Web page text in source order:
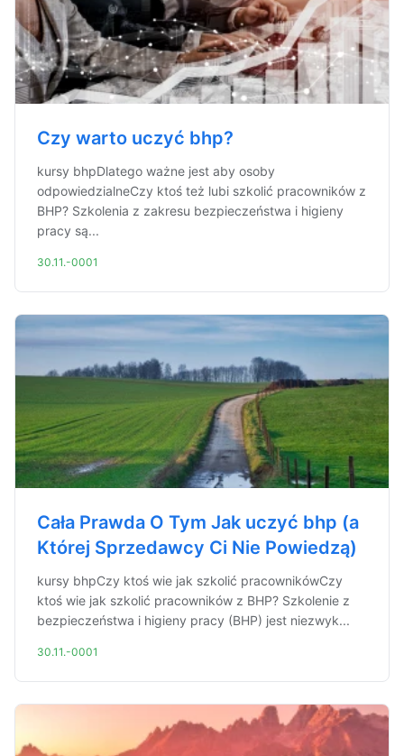
Czy warto uczyć bhp?
kursy bhpDlatego ważne jest aby osoby
odpowiedzialneCzy ktoś też lubi szkolić pracowników z
BHP? Szkolenia z zakresu bezpieczeństwa i higieny
pracy są...
30.11.-0001
Cała Prawda O Tym Jak uczyć bhp (a
Której Sprzedawcy Ci Nie Powiedzą)
kursy bhpCzy ktoś wie jak szkolić pracownikówCzy
ktoś wie jak szkolić pracowników z BHP? Szkolenie z
bezpieczeństwa i higieny pracy (BHP) jest niezwyk...
30.11.-0001